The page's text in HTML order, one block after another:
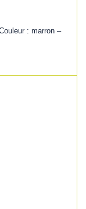
: marron –